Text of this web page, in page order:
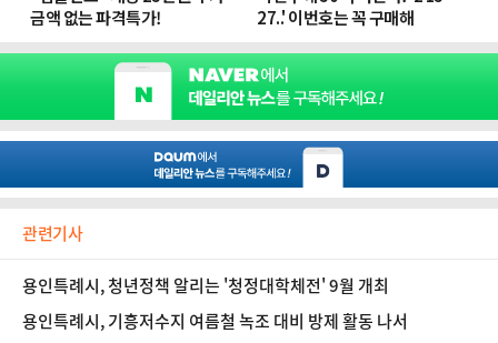
관련기사
용인특례시, 청년정책 알리는 '청정대학체전' 9월 개최
용인특례시, 기흥저수지 여름철 녹조 대비 방제 활동 나서